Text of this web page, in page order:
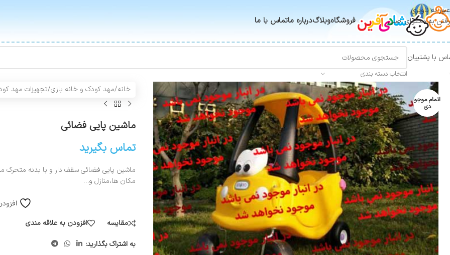
عبور به ناوبری
رفتن به محتوای اصلی
فروشگاهوبلاگدرباره ماتماس با ما
با پشتیبان
انتخاب دسته بندی
اتمام موجو
دی
خانه/مهد کودک و خانه بازی/تجهیزات مهد
ماشین پایی فضائی
تماس بگیرید
مکان ها،منازل و…
مقایسه
افزودن به علاقه مندی
به اشتراک بگذارید: